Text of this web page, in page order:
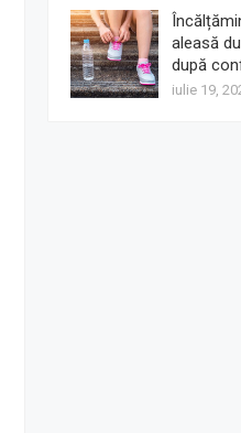
aleasă
după
iulie 19,